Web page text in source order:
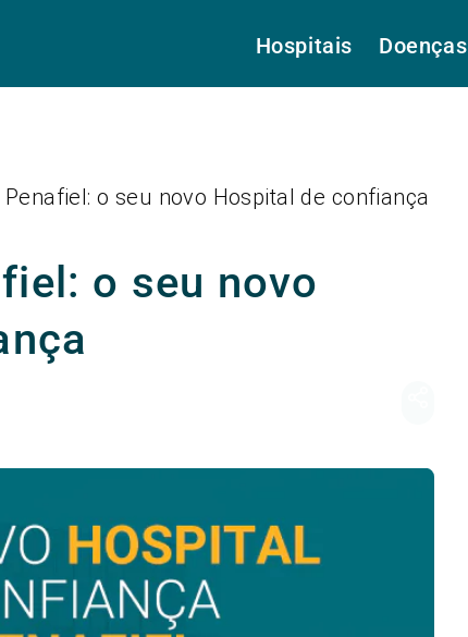
Hospitais Doenças
o seu novo Hospital de confiança
o seu novo